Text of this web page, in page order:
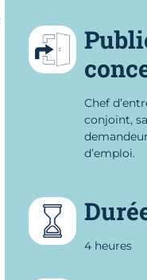
Chef
conjoint,
d’emploi.
4 heures